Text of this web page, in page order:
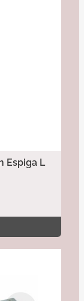
Espiga L